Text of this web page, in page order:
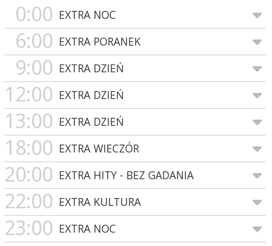
0:00 EXTRA NOC
6:00 EXTRA PORANEK
9:00 EXTRA DZIEŃ
12:00 EXTRA DZIEŃ
13:00 EXTRA DZIEŃ
18:00 EXTRA WIECZÓR
20:00 EXTRA HITY - BEZ GADANIA
22:00 EXTRA KULTURA
23:00 EXTRA NOC